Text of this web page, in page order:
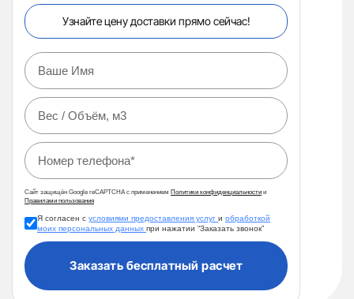
Узнайте цену доставки прямо сейчас!
Я согласен с условиями предоставления услуг и обработкой
моих персональных данных при нажатии “Заказать звонок”
Сайт защищён Google reCAPTCHA с применением Политики конфиденциальности и
Правилами пользования
Заказать бесплатный расчет